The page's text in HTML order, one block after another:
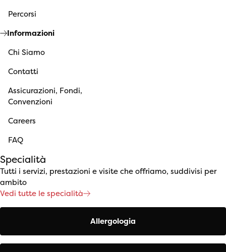
Percorsi
Informazioni
Chi Siamo
Contatti
Assicurazioni, Fondi,
Convenzioni
Careers
FAQ
Specialità
Tutti i servizi, prestazioni e visite che offriamo, suddivisi per
ambito
Vedi tutte le specialità
Allergologia